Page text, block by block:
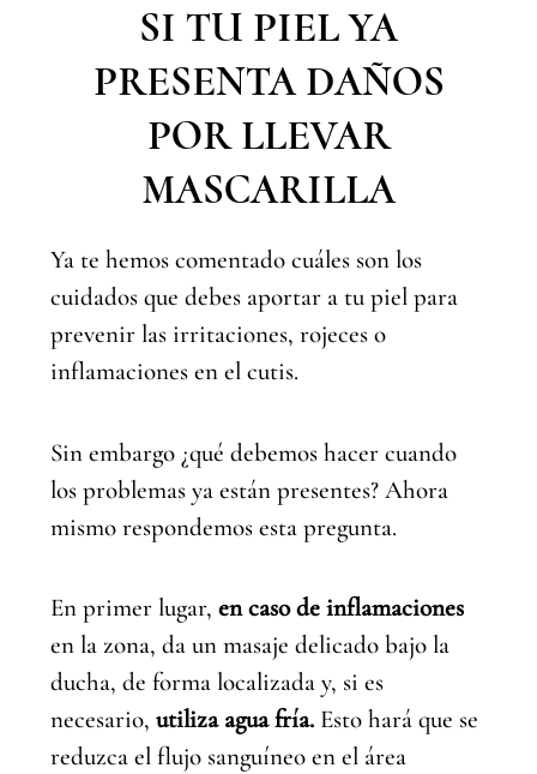
SI TU PIEL YA
PRESENTA DAÑOS
POR LLEVAR
MASCARILLA
Ya te hemos comentado cuáles son los
cuidados que debes aportar a tu piel para
prevenir las irritaciones, rojeces o
inflamaciones en el cutis.
Sin embargo ¿qué debemos hacer cuando
los problemas ya están presentes? Ahora
mismo respondemos esta pregunta.
En primer lugar,en caso de inflamaciones
en la zona, da un masaje delicado bajo la
ducha, de forma localizada y, si es
necesario, utiliza agua fría. Esto hará que se
reduzca el flujo sanguíneo en el área